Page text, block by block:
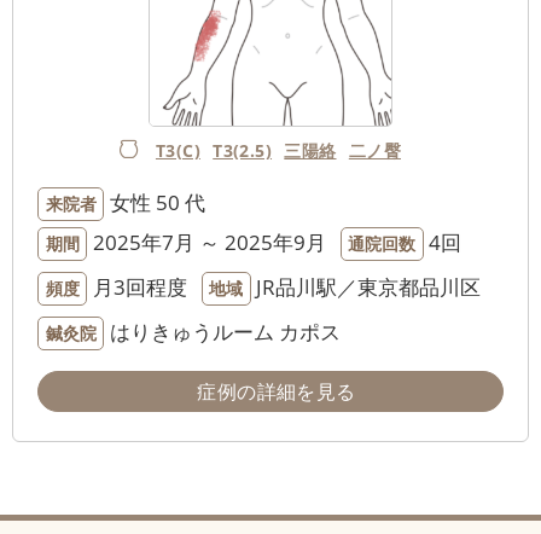
T3(C) T3(2.5) 三陽絡 二ノ臀
来院者 女性 50 代
期間 2025年7月 ～ 2025年9月 通院回数 4回
頻度 月3回程度 地域 JR品川駅／東京都品川区
鍼灸院 はりきゅうルーム カポス
症例の詳細を見る